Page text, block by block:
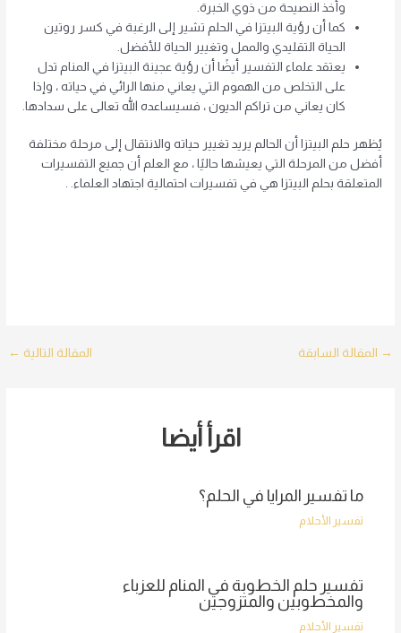
وأخذ النصيحة من ذوي الخبرة.
كما أن رؤية البيتزا في الحلم تشير إلى الرغبة في كسر روتين
الحياة التقليدي والممل وتغيير الحياة للأفضل.
يعتقد علماء التفسير أيضًا أن رؤية عجينة البيتزا في المنام تدل
على التخلص من الهموم التي يعاني منها الرائي في حياته ، وإذا
كان يعاني من تراكم الديون ، فسيساعده الله تعالى على سدادها.
يُظهر حلم البيتزا أن الحالم يريد تغيير حياته والانتقال إلى مرحلة مختلفة
أفضل من المرحلة التي يعيشها حاليًا ، مع العلم أن جميع التفسيرات
المتعلقة بحلم البيتزا هي في تفسيرات احتمالية اجتهاد العلماء. .
Post
→ المقالة السابقة المقالة التالية ←
اقرأ أيضا
ما تفسير المرايا في الحلم؟
تفسير الأحلام
تفسير حلم الخطوبة في المنام للعزباء
والمخطوبين والمتزوجين
تفسير الأحلام